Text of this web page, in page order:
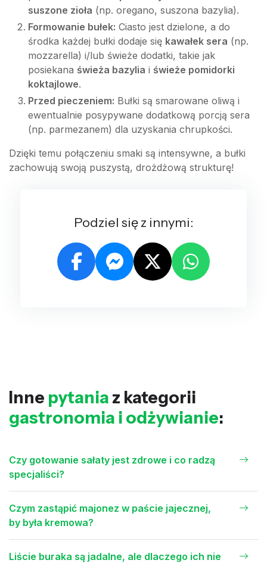
suszone zioła (np. oregano, suszona bazylia).
Formowanie bułek: Ciasto jest dzielone, a do
środka każdej bułki dodaje się kawałek sera (np.
mozzarella) i/lub świeże dodatki, takie jak
posiekana świeża bazylia i świeże pomidorki
koktajlowe.
Przed pieczeniem: Bułki są smarowane oliwą i
ewentualnie posypywane dodatkową porcją sera
(np. parmezanem) dla uzyskania chrupkości.
Dzięki temu połączeniu smaki są intensywne, a bułki
zachowują swoją puszystą, drożdżową strukturę!
Podziel się z innymi:
Inne pytania z kategorii
gastronomia i odżywianie:
Czy gotowanie sałaty jest zdrowe i co radzą
specjaliści?
Czym zastąpić majonez w paście jajecznej,
by była kremowa?
Liście buraka są jadalne, ale dlaczego ich nie